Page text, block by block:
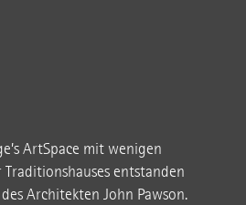
ArtSpace mit wenigen
entstanden
Architekten John Pawson.